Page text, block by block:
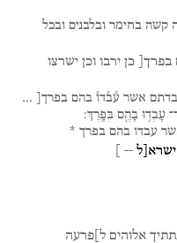
קשה בחימר ובלבנים ובכל
בפרך[ כן ירבו וכן ישרצו
אשר ע֯ב֯דו֯ בהם בפרך[ …
עָבְד֥וּ בָהֶ֖ם בְּפָֽרֶךְ׃
עבדו בהם בפרך *
ישרא[ל --
אלוהים ל]פרעה